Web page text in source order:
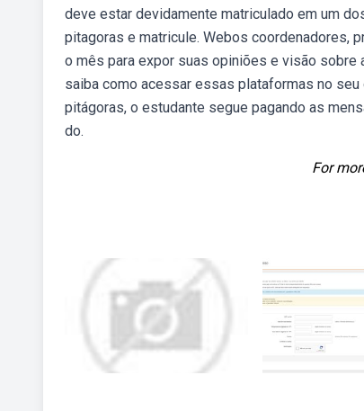
deve estar devidamente matriculado em um
pitagoras e matricule. Webos coordenadores,
o mês para expor suas opiniões e visão sobre
saiba como acessar essas plataformas no
pitágoras, o estudante segue pagando as
do.
For